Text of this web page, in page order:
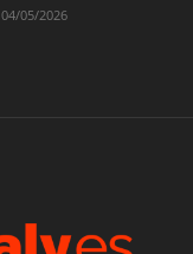
04/05/2026